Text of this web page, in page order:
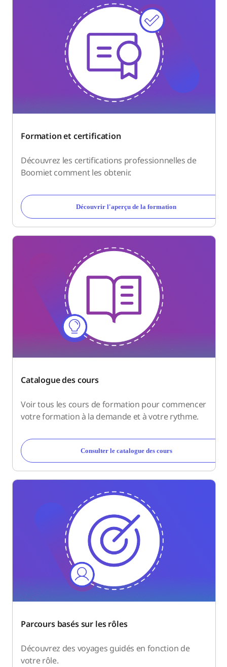
Formation et certification
Découvrez les certifications professionnelles de
Boomiet comment les obtenir.
Découvrir l'aperçu de la formation
Catalogue des cours
Voir tous les cours de formation pour commencer
votre formation à la demande et à votre rythme.
Consulter le catalogue des cours
Parcours basés sur les rôles
Découvrez des voyages guidés en fonction de
votre rôle.